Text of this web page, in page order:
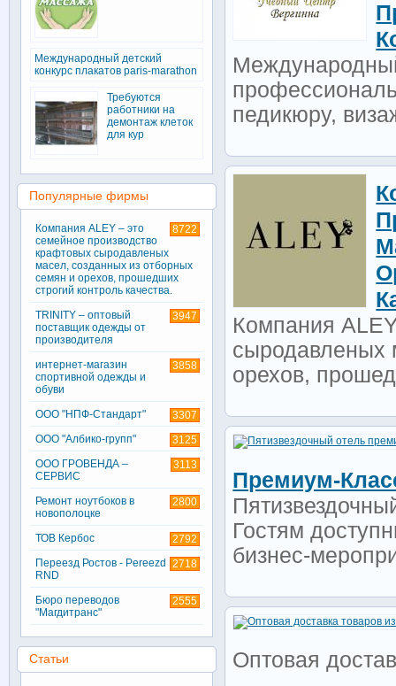
педикюру,
Компания
сыродавленых
орехов,
Премиум-
Гостям
бизнес-
Оптовая
Международный детский
конкурс плакатов paris-marathon
Требуются
работники на
демонтаж клеток
для кур
Популярные фирмы
8722
Компания ALEY – это
семейное производство
крафтовых сыродавленых
масел, созданных из отборных
семян и орехов, прошедших
строгий контроль качества.
3947
TRINITY – оптовый
поставщик одежды от
производителя
3858
интернет-магазин
спортивной одежды и
обуви
3307
ООО "НПФ-Стандарт"
3125
ООО "Албико-групп"
3113
ООО ГРОВЕНДА –
СЕРВИС
2800
Ремонт ноутбоков в
новополоцке
2792
ТОВ Кербос
2718
Переезд Ростов - Pereezd
RND
2555
Бюро переводов
"Магдитранс"
Статьи